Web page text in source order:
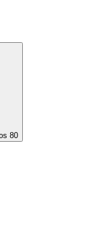
80